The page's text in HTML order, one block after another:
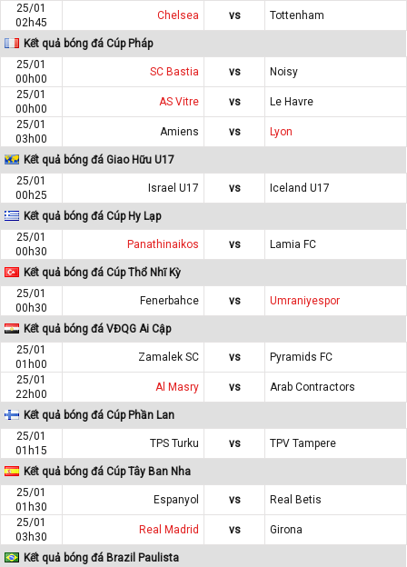
25/01
02h45
Chelsea vs Tottenham
Kết quả bóng đá Cúp Pháp
25/01
00h00
SC Bastia vs
Noisy
25/01
00h00
AS Vitre vs
Le Havre
25/01
03h00
Amiens vs Lyon
Kết quả bóng đá Giao Hữu U17
25/01
00h25
Israel U17 vs Iceland U17
Kết quả bóng đá Cúp Hy Lạp
25/01
00h30
Panathinaikos vs Lamia FC
Kết quả bóng đá Cúp Thổ Nhĩ Kỳ
25/01
00h30
Fenerbahce vs Umraniyespor
Kết quả bóng đá VĐQG Ai Cập
25/01
01h00
Zamalek SC vs
Pyramids FC
25/01
22h00
Al Masry vs Arab Contractors
Kết quả bóng đá Cúp Phần Lan
25/01
01h15
TPS Turku vs TPV Tampere
Kết quả bóng đá Cúp Tây Ban Nha
25/01
01h30
Espanyol vs
Real Betis
25/01
03h30
Real Madrid vs Girona
Kết quả bóng đá Brazil Paulista